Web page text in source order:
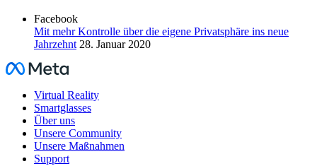
Facebook
Mit mehr Kontrolle über die eigene Privatsphäre ins neue
Jahrzehnt 28. Januar 2020
Facebook
Virtual Reality
Smartglasses
Über uns
Unsere Community
Unsere Maßnahmen
Support